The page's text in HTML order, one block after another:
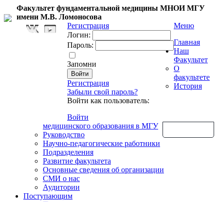
Факультет фундаментальной медицины МНОИ МГУ
имени М.В. Ломоносова
Регистрация
Логин:
Пароль:
Запомни
Регистрация
Забыли свой пароль?
Войти как пользователь:
Войти
Меню
Главная
Наш
Факультет
О
факультете
История
медицинского образования в МГУ
Руководство
Научно-педагогические работники
Подразделения
Развитие факультета
Основные сведения об организации
СМИ о нас
Аудитории
Поступающим